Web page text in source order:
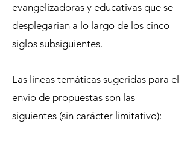
evangelizadoras y educativas que se
desplegarían a lo largo de los cinco
siglos subsiguientes.
Las líneas temáticas sugeridas para el
envío de propuestas son las
siguientes (sin carácter limitativo):